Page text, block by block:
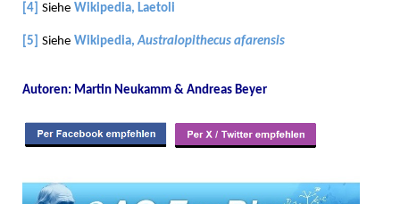
[4] Siehe Wikipedia, Laetoli
[5] Siehe Wikipedia,Australopithecus afarensis
Autoren: Martin Neukamm & Andreas Beyer